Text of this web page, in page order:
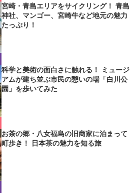
宮崎・青島エリアをサイクリング！ 青島
神社、マンゴー、宮崎牛など地元の魅力
たっぷり！
科学と美術の面白さに触れる！ ミュージ
アムが建ち並ぶ市民の憩いの場「白川公
園」を歩いてみた
お茶の郷・八女福島の旧商家に泊まって
町歩き！ 日本茶の魅力を知る旅